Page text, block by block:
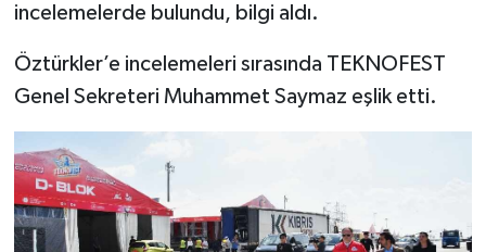
incelemelerde bulundu, bilgi aldı.
Öztürkler’e incelemeleri sırasında TEKNOFEST
Genel Sekreteri Muhammet Saymaz eşlik etti.